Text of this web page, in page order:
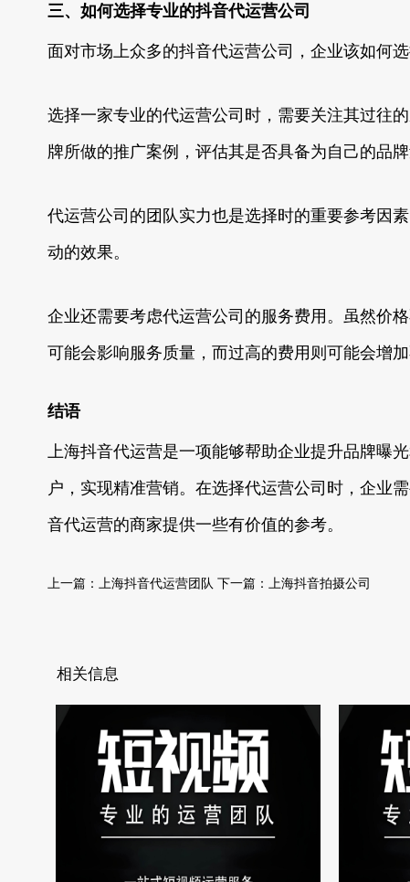
三、如何选择专业的抖音代运营公司
面对市场上众多的抖音代运营公司，企业该如何
选择一家专业的代运营公司时，需要关注其过往
牌所做的推广案例，评估其是否具备为自己的品
代运营公司的团队实力也是选择时的重要参考因
动的效果。
企业还需要考虑代运营公司的服务费用。虽然价
可能会影响服务质量，而过高的费用则可能会增加
结语
上海抖音代运营是一项能够帮助企业提升品牌曝
户，实现精准营销。在选择代运营公司时，企业
音代运营的商家提供一些有价值的参考。
上一篇： 上海抖音代运营团队 下一篇： 上海抖音拍摄公司
相关信息